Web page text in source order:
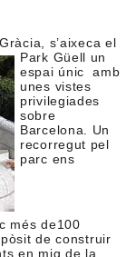
s’aixeca el
Park Güell un
espai únic amb
unes vistes
privilegiades
sobre
Barcelona. Un
recorregut pel
parc ens
més de100
de construir
en mig de la